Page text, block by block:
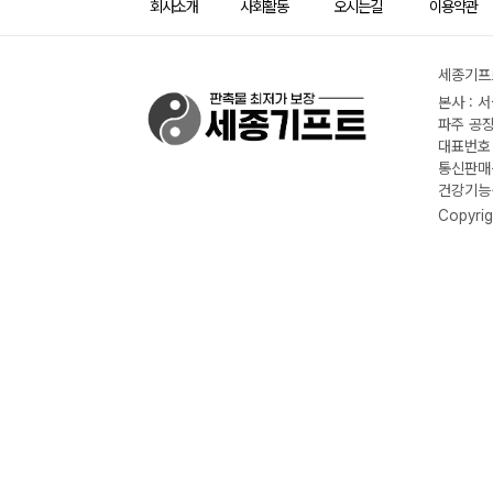
회사소개 사회활동 오시는길 이용약관
세종기
본사 :
파주 공
대표번
통신판
건강기